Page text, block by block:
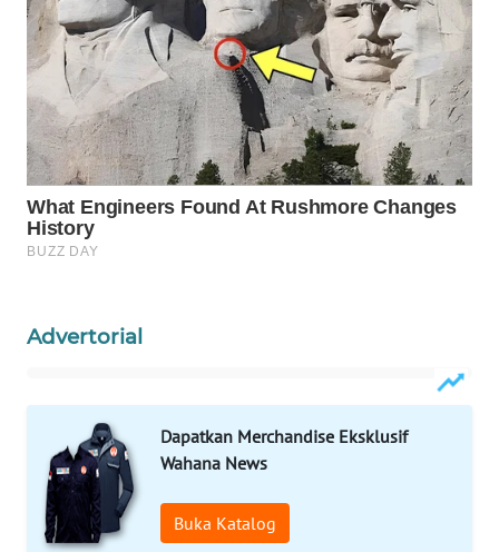
Advertorial
Dapatkan Merchandise Eksklusif
Wahana News
Buka Katalog
WAHANA
NEWS
WAHANA
TANI
WAHANA
ADVOKAT
WAHANA
LISTRIK
WAHANA
TRAVEL